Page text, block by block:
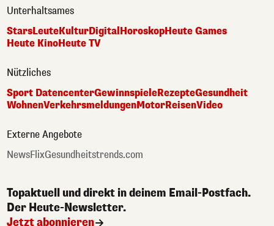
Unterhaltsames
StarsLeuteKulturDigital HoroskopHeute Games
Heute KinoHeute TV
Nützliches
Sport DatencenterGewinnspieleRezepteGesundheit
WohnenVerkehrsmeldungenMotorReisenVideo
Externe Angebote
NewsFlixGesundheitstrends.com
Topaktuell und direkt in deinem Email-Postfach.
Der Heute-Newsletter.
Jetzt abonnieren